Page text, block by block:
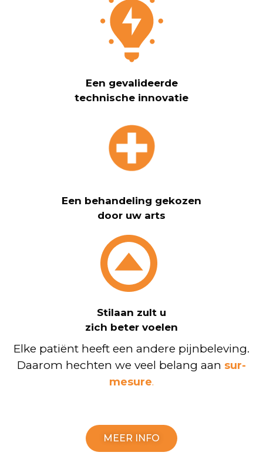
Een gevalideerde
technische innovatie
Een behandeling gekozen
door uw arts
Stilaan zult u
zich beter voelen
Elke patiënt heeft een andere pijnbeleving.
Daarom hechten we veel belang aan sur-
mesure.
MEER INFO